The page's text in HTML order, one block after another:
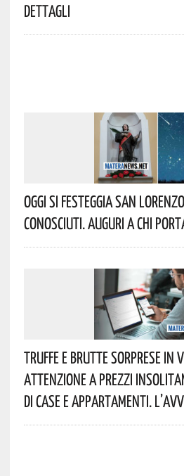
Dettagli
Oggi Si Festeggia San
Conosciuti. Auguri A Chi
Truffe E Brutte Sorprese In
Attenzione A Prezzi
Di Case E Appartamenti.